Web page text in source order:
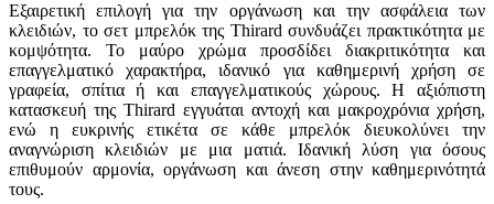
Εξαιρετική επιλογή για την οργάνωση και την ασφάλεια των
κλειδιών, το σετ μπρελόκ της Thirard συνδυάζει πρακτικότητα με
κομψότητα. Το μαύρο χρώμα προσδίδει διακριτικότητα και
επαγγελματικό χαρακτήρα, ιδανικό για καθημερινή χρήση σε
γραφεία, σπίτια ή και επαγγελματικούς χώρους. Η αξιόπιστη
κατασκευή της Thirard εγγυάται αντοχή και μακροχρόνια χρήση,
ενώ η ευκρινής ετικέτα σε κάθε μπρελόκ διευκολύνει την
αναγνώριση κλειδιών με μια ματιά. Ιδανική λύση για όσους
επιθυμούν αρμονία, οργάνωση και άνεση στην καθημερινότητά
τους.